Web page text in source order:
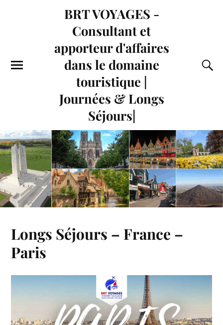
BRT VOYAGES -
Consultant et
apporteur d'affaires
dans le domaine
touristique |
Journées & Longs
Séjours|
Longs Séjours – France –
Paris